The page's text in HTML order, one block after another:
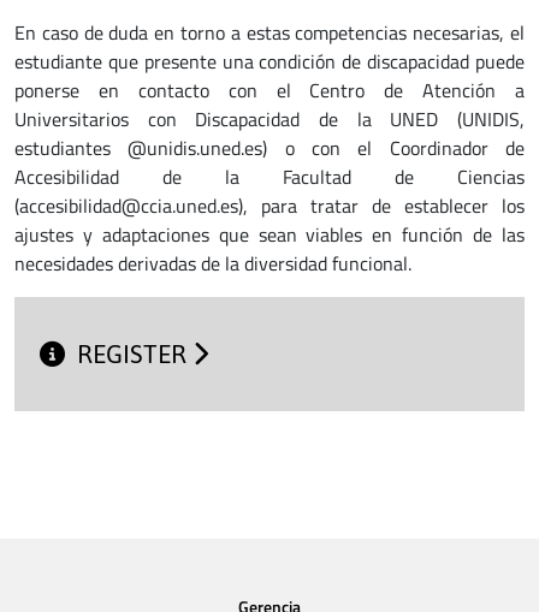
En caso de duda en torno a estas competencias necesarias, el
estudiante que presente una condición de discapacidad puede
ponerse en contacto con el Centro de Atención a
Universitarios con Discapacidad de la UNED (UNIDIS,
estudiantes @unidis.uned.es) o con el Coordinador de
Accesibilidad de la Facultad de Ciencias
(accesibilidad@ccia.uned.es), para tratar de establecer los
ajustes y adaptaciones que sean viables en función de las
necesidades derivadas de la diversidad funcional.
REGISTER